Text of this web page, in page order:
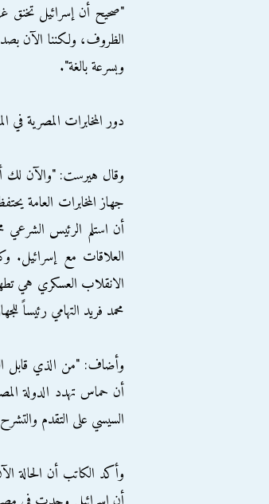
"صحيح أن إسرائيل
الظروف، ولكننا الآن
وبسرعة بالغة".
دور المخابرات المصرية في
وقال هيرست: "والآن لك
جهاز المخابرات العامة
أن استلم الرئيس الشرعي
العلاقات مع إسرائيل.
الانقلاب العسكري هي
محمد فريد التهامي رئيساً
وأضاف: "من الذي قابل
أن حماس تهدد الدولة
السيسي على التقدم والتشرح
وأكد الكاتب أن الحالة